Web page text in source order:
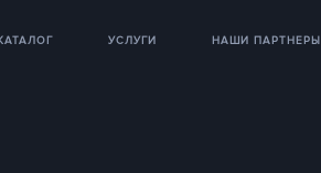
УСЛУГИ НАШИ ПАРТНЕРЫ